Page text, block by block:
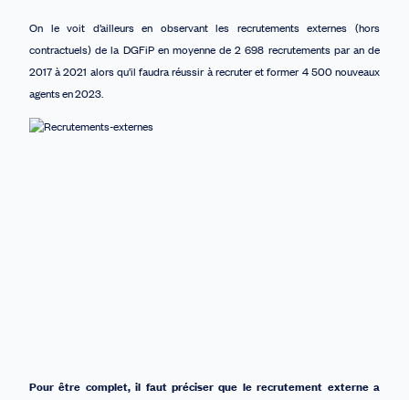
On le voit d’ailleurs en observant les recrutements externes (hors
contractuels) de la DGFiP en moyenne de 2 698 recrutements par an de
2017 à 2021 alors qu’il faudra réussir à recruter et former 4 500 nouveaux
agents en 2023.
Pour être complet, il faut préciser que le recrutement externe a